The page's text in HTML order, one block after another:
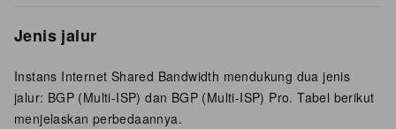
Jenis jalur
Instans Internet Shared Bandwidth mendukung dua jenis
jalur: BGP (Multi-ISP) dan BGP (Multi-ISP) Pro. Tabel berikut
menjelaskan perbedaannya.